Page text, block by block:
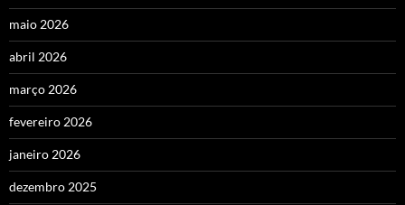
maio 2026
abril 2026
março 2026
fevereiro 2026
janeiro 2026
dezembro 2025